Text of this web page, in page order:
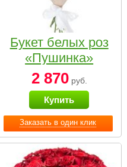
Заказать в один клик
Букет белых роз
«Пушинка»
2 870руб.
Купить